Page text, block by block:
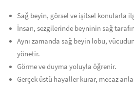
Sağ beyin, görsel ve işitsel konularla
İnsan, sezgilerinde beyninin sağ
Aynı zamanda sağ beyin lobu,
yönetir.
Görme ve duyma yoluyla öğrenir.
Gerçek üstü hayaller kurar, mecaz